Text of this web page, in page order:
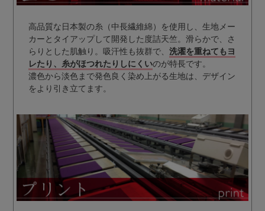
高品質な日本製の糸（中長繊維綿）を使用し、生地メー
カーとタイアップして開発した度詰天竺。滑らかで、さ
らりとした肌触り。吸汗性も抜群で、 洗濯を重ねてもヨ
レたり、糸がほつれたりしにくいのが特長です。
濃色から淡色まで発色良く染め上がる生地は、デザイン
をより引き立てます。